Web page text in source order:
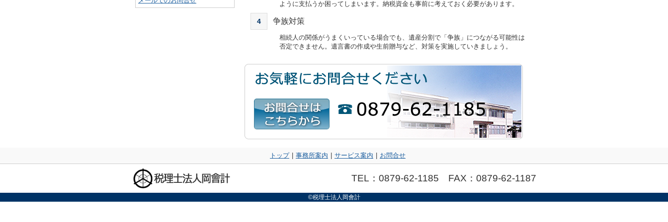
ように支払うか困ってしまいます。納税資金も事前に考えておく必要があります。
4 争族対策
相続人の関係がうまくいっている場合でも、遺産分割で「争族」につながる可能性は
否定できません。遺言書の作成や生前贈与など、対策を実施していきましょう。
トップ | 事務所案内 | サービス案内 | お問合せ
TEL：0879-62-1185 FAX：0879-62-1187
©税理士法人岡會計